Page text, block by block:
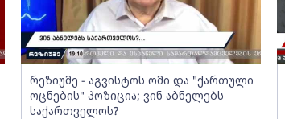
რეზიუმე - აგვისტოს ომი და "ქართული
ოცნების" პოზიცია; ვინ აბნელებს
საქართველოს?